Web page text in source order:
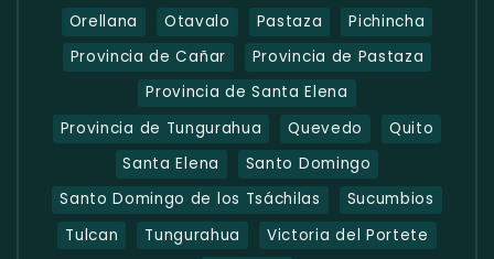
Orellana Otavalo Pastaza
Pichincha
Provincia de Cañar
Provincia de Pastaza
Provincia de Santa Elena
Provincia de Tungurahua
Quevedo
Quito
Santa Elena
Santo Domingo
Santo Domingo de los Tsáchilas
Sucumbios
Tulcan
Tungurahua
Victoria del Portete